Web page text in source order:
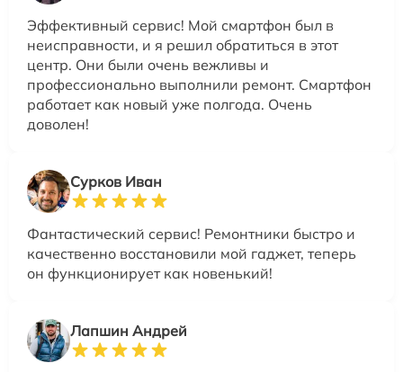
Эффективный сервис! Мой смартфон был в
неисправности, и я решил обратиться в этот
центр. Они были очень вежливы и
профессионально выполнили ремонт. Смартфон
работает как новый уже полгода. Очень
доволен!
Сурков Иван
Фантастический сервис! Ремонтники быстро и
качественно восстановили мой гаджет, теперь
он функционирует как новенький!
Лапшин Андрей